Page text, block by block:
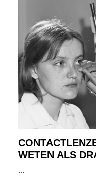
WETEN ALS
...